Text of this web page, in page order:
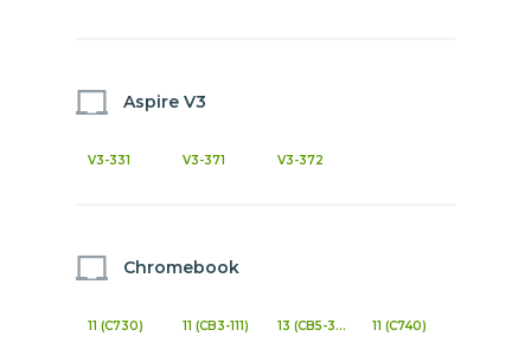
Aspire V3
V3-331 V3-371 V3-372
Chromebook
11 (C730) 11 (CB3-111) 13 (CB5-311) 11 (C740)